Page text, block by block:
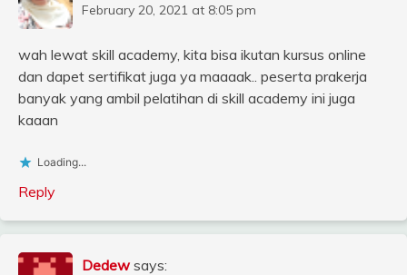
February 20, 2021 at 8:05 pm
wah lewat skill academy, kita bisa ikutan kursus online
dan dapet sertifikat juga ya maaaak.. peserta prakerja
banyak yang ambil pelatihan di skill academy ini juga
kaaan
Loading...
Reply
Dedew says: